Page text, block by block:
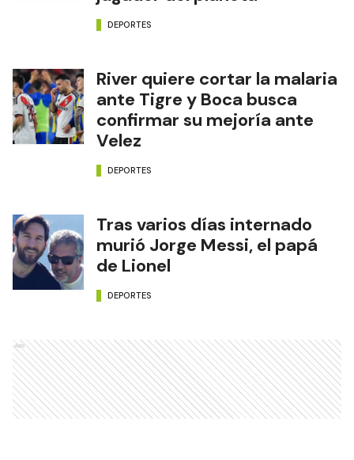
DEPORTES
River quiere cortar la malaria
ante Tigre y Boca busca
confirmar su mejoría ante
Velez
DEPORTES
Tras varios días internado
murió Jorge Messi, el papá
de Lionel
DEPORTES
Ads